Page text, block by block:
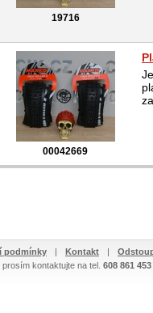
19716
00042669
podmínky | Kontakt |
kontaktujte na tel. 608 861 453